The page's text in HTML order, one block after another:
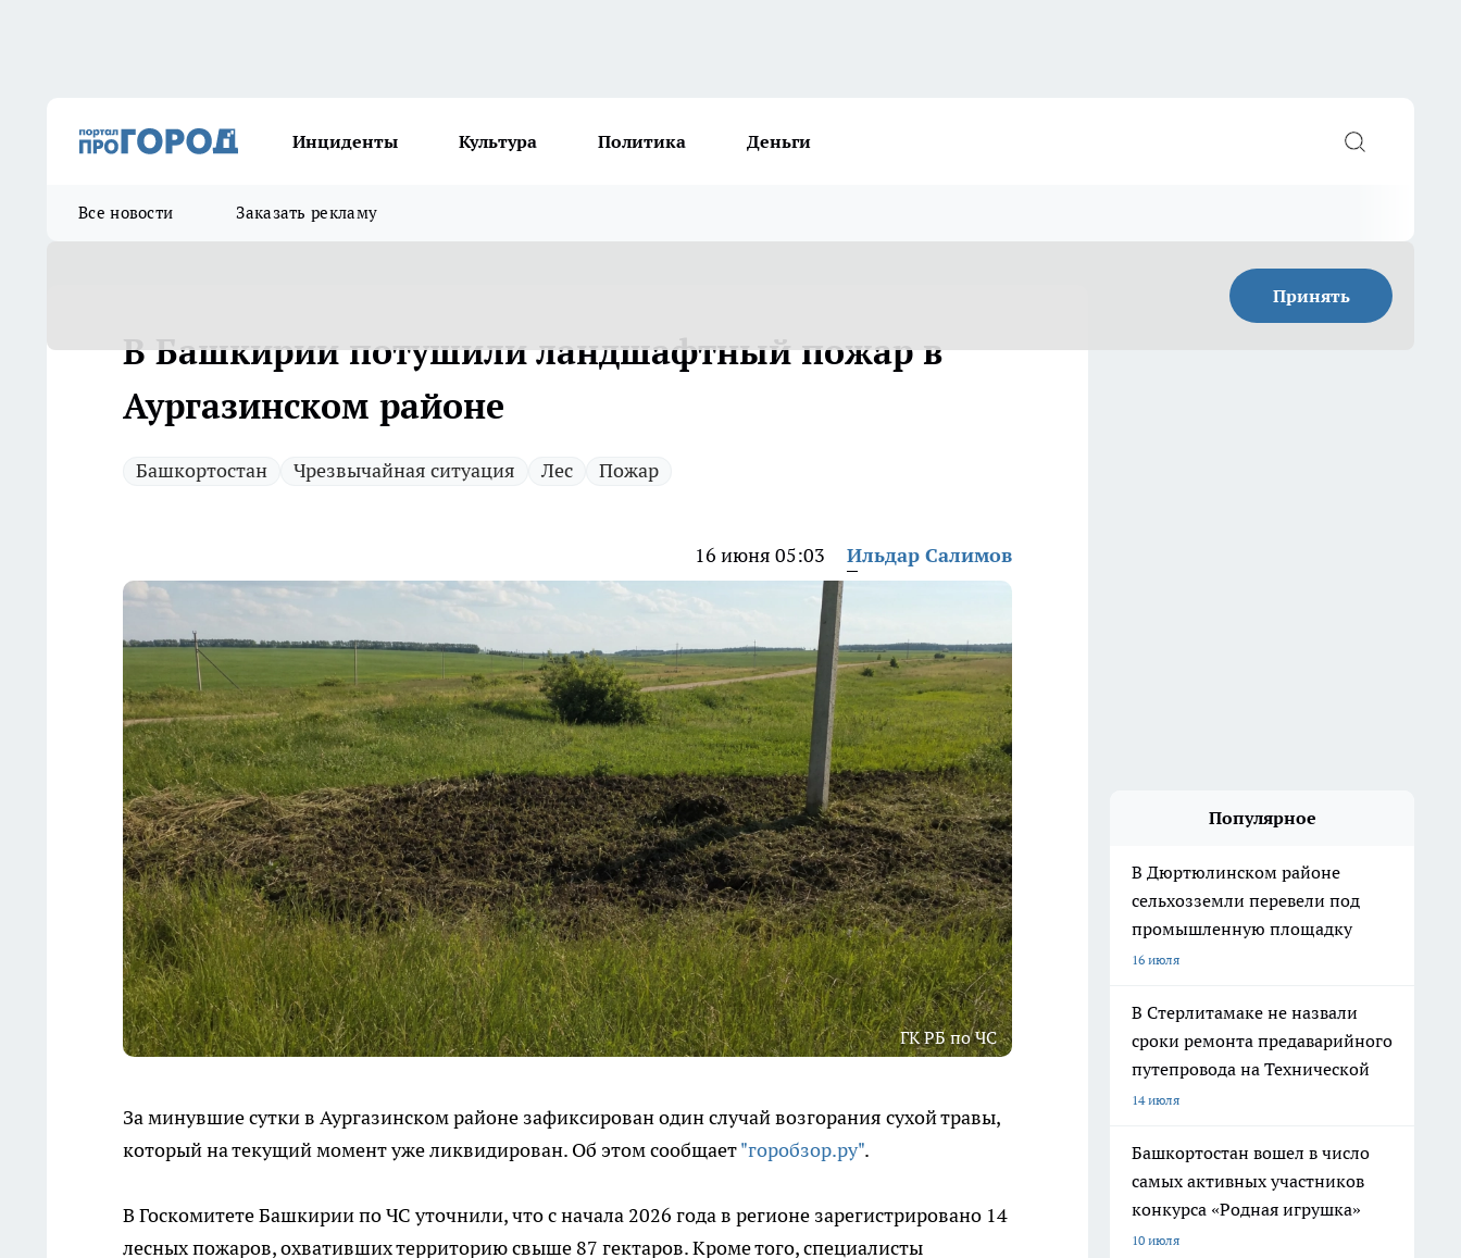
Инциденты Культура Политика Деньги
Все новости Заказать рекламу
Принять
В Башкирии потушили ландшафтный пожар в
Аургазинском районе
Башкортостан Чрезвычайная ситуация Лес Пожар
16 июня 05:03 Ильдар Салимов
ГК РБ по ЧС
За минувшие сутки в Аургазинском районе зафиксирован один случай возгорания сухой травы,
который на текущий момент уже ликвидирован. Об этом сообщает"горобзор.ру".
В Госкомитете Башкирии по ЧС уточнили, что с начала 2026 года в регионе зарегистрировано 14
лесных пожаров, охвативших территорию свыше 87 гектаров. Кроме того, специалисты
Популярное
В Дюртюлинском районе
сельхозземли перевели под
промышленную площадку
16 июля
В Стерлитамаке не назвали
сроки ремонта предаварийного
путепровода на Технической
14 июля
Башкортостан вошел в число
самых активных участников
конкурса «Родная игрушка»
10 июля